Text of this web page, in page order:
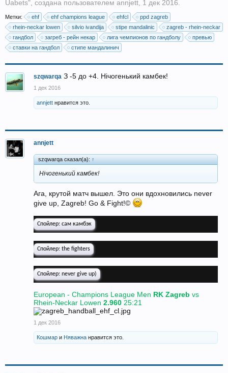
Uabets", создана пользователем annjett, 1 дек 2016.
Метки: ehf ehf champions league ehfcl
ppd zagreb
rhein-neckar lowen
silvio ivandija stipe mandalinic
zagreb - rhein-neckar
гандбол
загреб - рейн некар лига чемпионов по гандболу
превью
ставки на гандбол
стипе мандалинич
szqwarqa З -5 до +4. Нічогенький камбек!
1 дек 2016
annjett нравится это.
annjett
szqwarqa сказал(а): ↑
Нічогенький камбек!
Ага, крутой матч вышел. Это они вдохновились never
give up, Zagreb! Go & Fight!©
Спойлер: сам камбэк
Спойлер: the fighters
Спойлер: never give up)
European - Champions League Men RK Zagreb vs
Rhein-Neckar Lowen 2.960 25:21
1 дек 2016
Кошмар и Няважна нравится это.